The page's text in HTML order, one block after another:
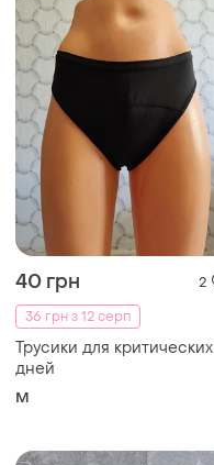
40 грн
2
36 грн з 12 серп
Трусики для критических
дней
M